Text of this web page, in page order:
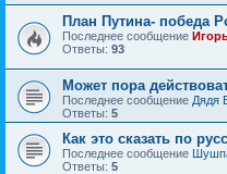
План Путина- победа
Последнее сообщение
Ответы: 93
Может пора
Последнее сообщение Дядя
Ответы: 5
Как это сказать по
Последнее сообщение
Ответы: 5